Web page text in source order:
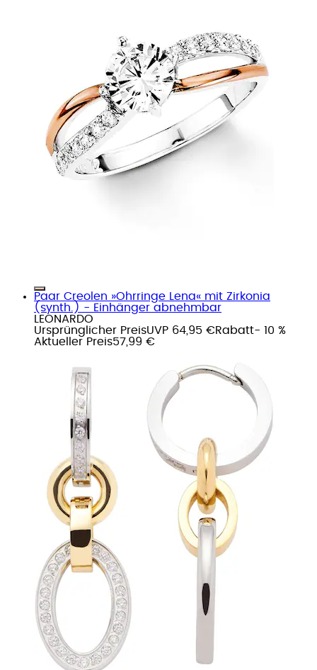
Paar Creolen »Ohrringe Lena« mit Zirkonia
(synth.) - Einhänger abnehmbar
LEONARDO
Ursprünglicher PreisUVP 64,95 €Rabatt- 10 %
Aktueller Preis57,99 €